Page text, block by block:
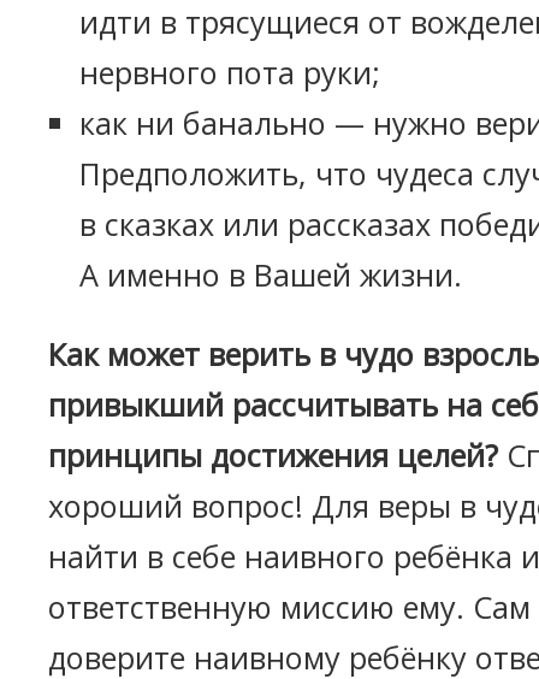
идти в трясущиеся от
нервного пота руки;
как ни банально — нужно
Предположить, что чудеса
в сказках или рассказах
А именно в Вашей жизни.
Как может верить в чудо
привыкший рассчитывать на
принципы достижения целей?
хороший вопрос! Для веры в
найти в себе наивного ребёнка
ответственную миссию ему.
доверите наивному ребёнку